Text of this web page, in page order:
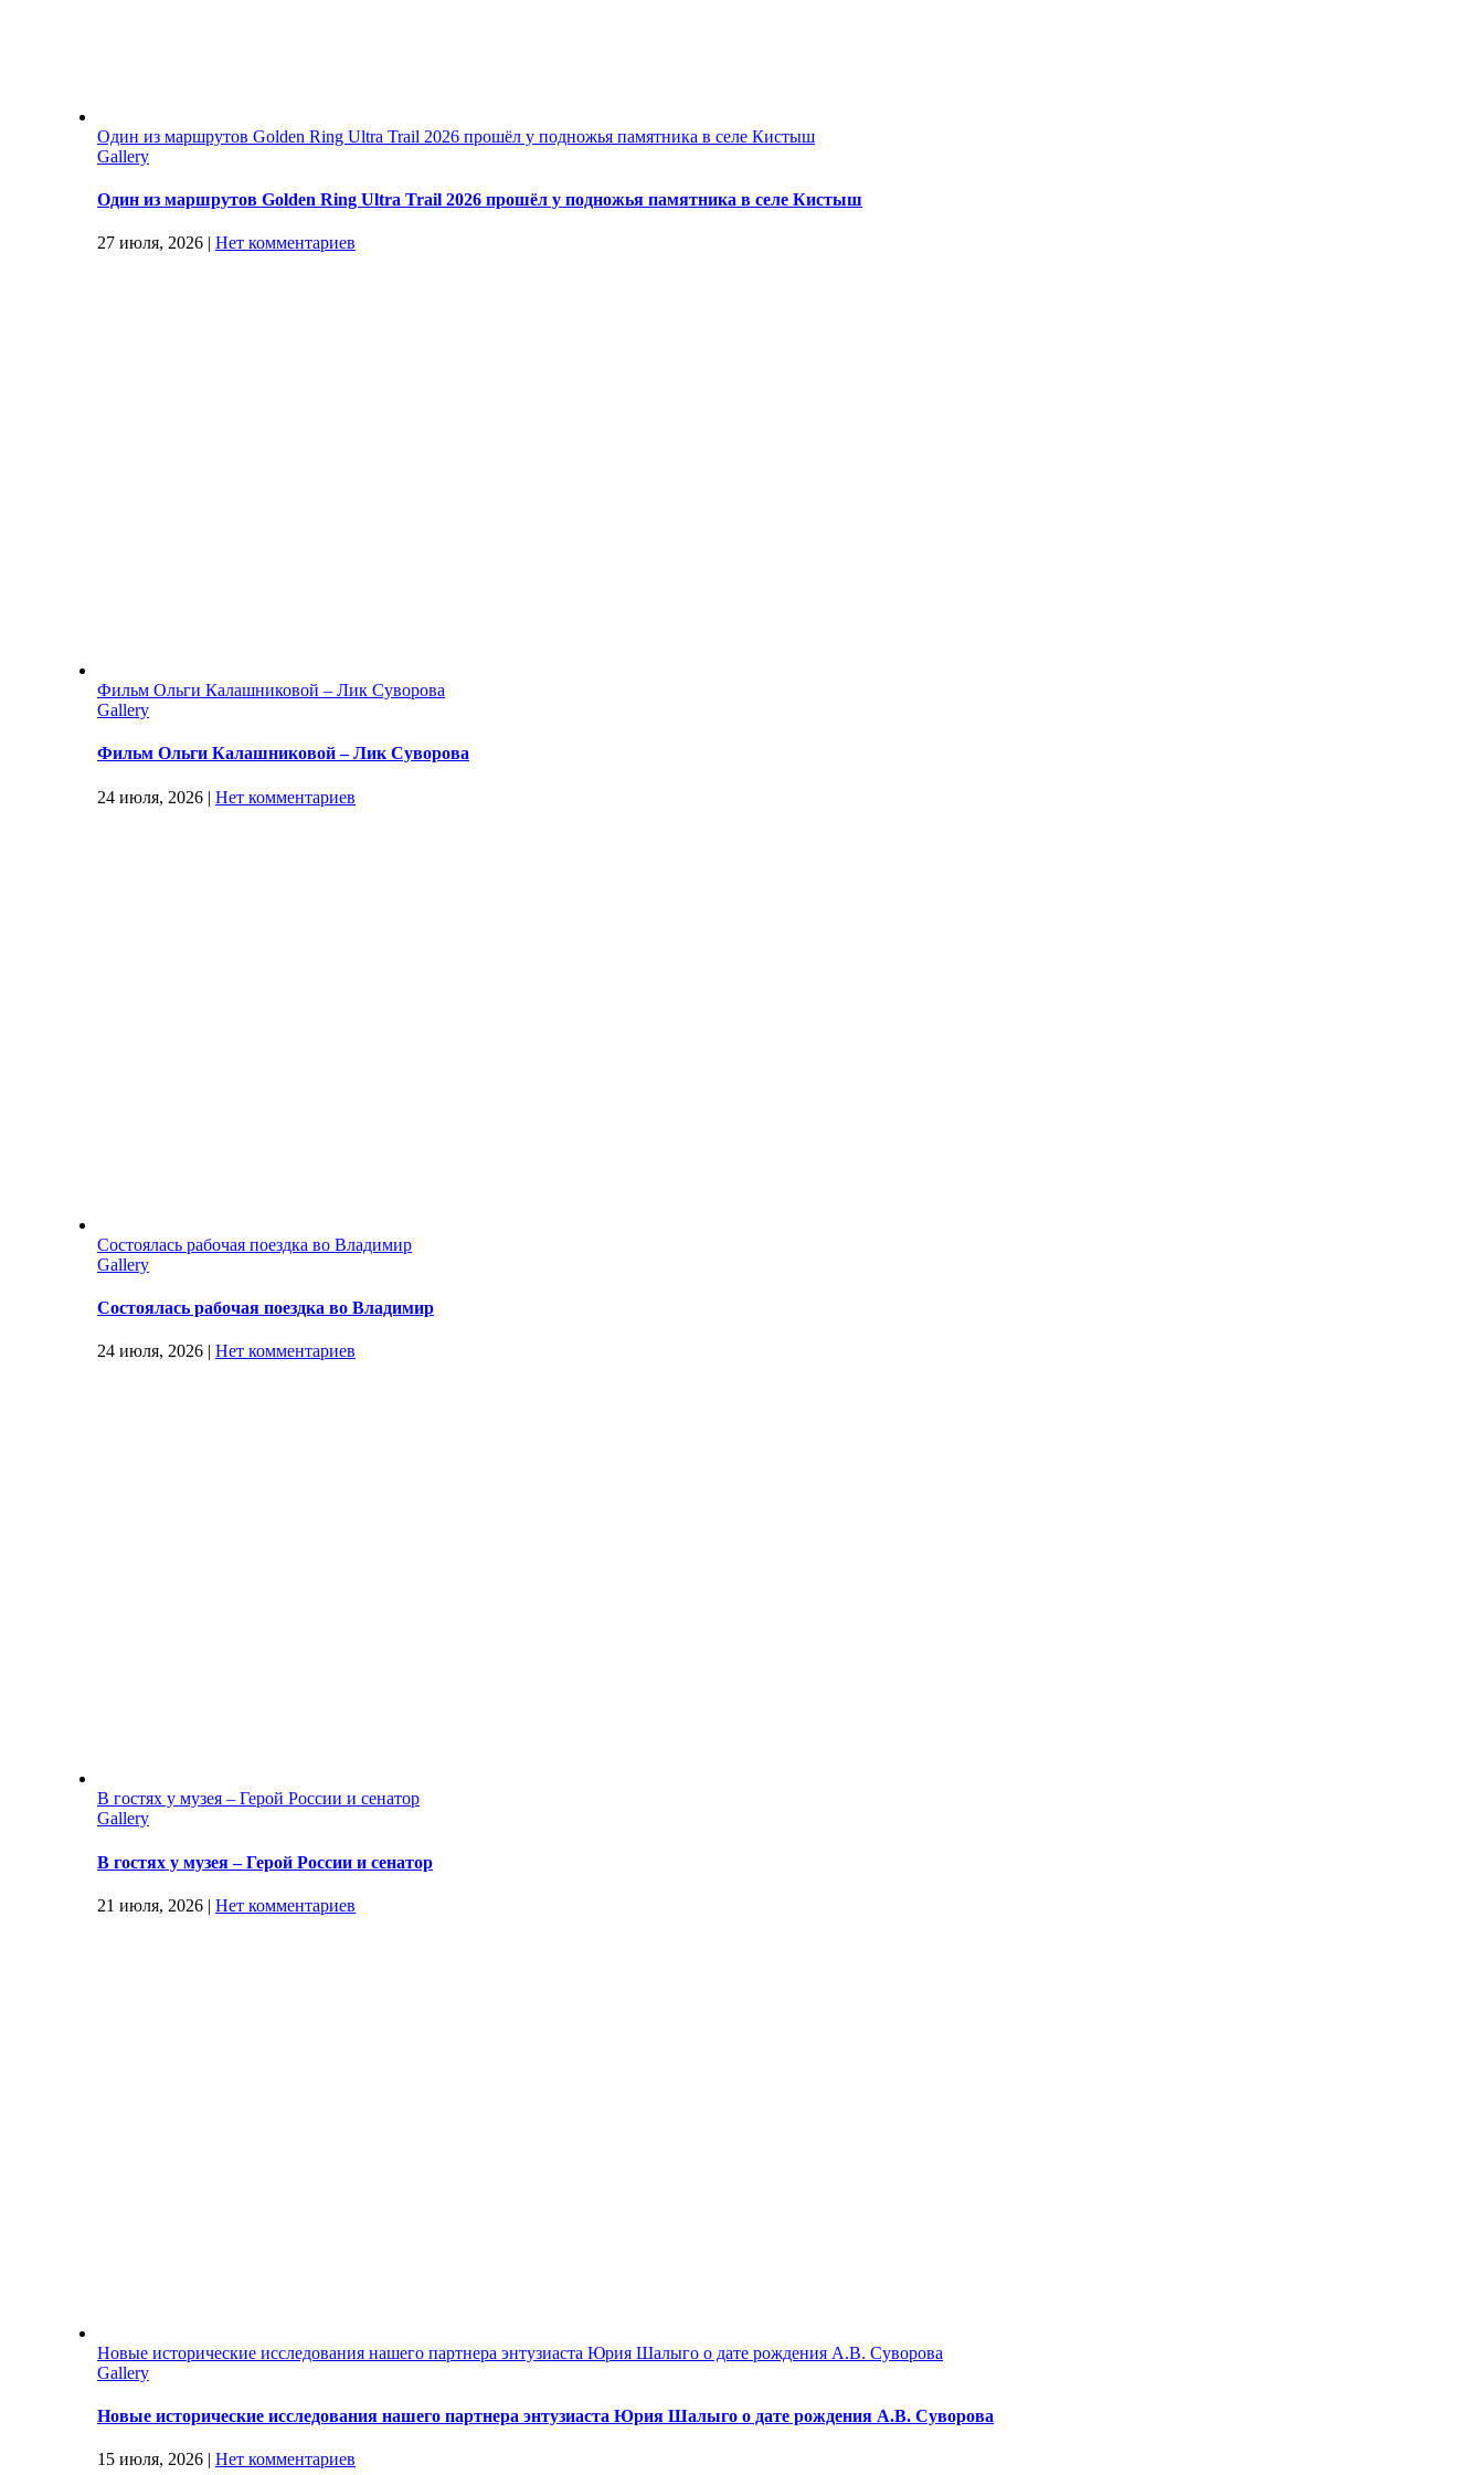
Один из маршрутов Golden Ring Ultra Trail 2026 прошёл у подножья памятника в селе Кистыш
Gallery
Один из маршрутов Golden Ring Ultra Trail 2026 прошёл у подножья памятника в селе Кистыш
27 июля, 2026 | Нет комментариев
Фильм Ольги Калашниковой – Лик Суворова
Gallery
Фильм Ольги Калашниковой – Лик Суворова
24 июля, 2026 | Нет комментариев
Состоялась рабочая поездка во Владимир
Gallery
Состоялась рабочая поездка во Владимир
24 июля, 2026 | Нет комментариев
В гостях у музея – Герой России и сенатор
Gallery
В гостях у музея – Герой России и сенатор
21 июля, 2026 | Нет комментариев
Новые исторические исследования нашего партнера энтузиаста Юрия Шалыго о дате рождения А.В. Суворова
Gallery
Новые исторические исследования нашего партнера энтузиаста Юрия Шалыго о дате рождения А.В. Суворова
15 июля, 2026 | Нет комментариев